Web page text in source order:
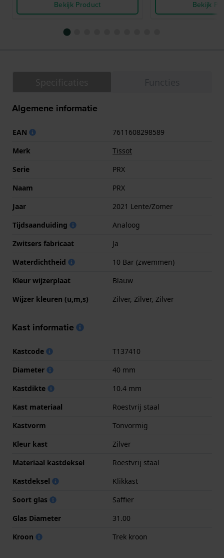
Bekijk Product Bekijk
Algemene informatie
EAN
7611608298589
Merk
Tissot
Serie
PRX
Naam
PRX
Jaar
2021 Lente/Zomer
Tijdsaanduiding
Analoog
Zwitsers fabricaat
Ja
Waterdichtheid
10 Bar (zwemmen)
Kleur wijzerplaat
Blauw
Wijzer kleuren (u,m,s)
Zilver, Zilver, Zilver
Kast informatie
Kastcode
T137410
Diameter
40 mm
Kastdikte
10.4 mm
Kast materiaal
Roestvrij staal
Kastvorm
Tonvormig
Kleur kast
Zilver
Materiaal kastdeksel
Roestvrij staal
Kastdeksel
Klikkast
Soort glas
Saffier
Glas Diameter
31.00
Kroon
Trek kroon